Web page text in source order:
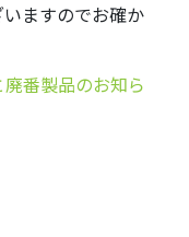
ますのでお確か
番製品のお知ら